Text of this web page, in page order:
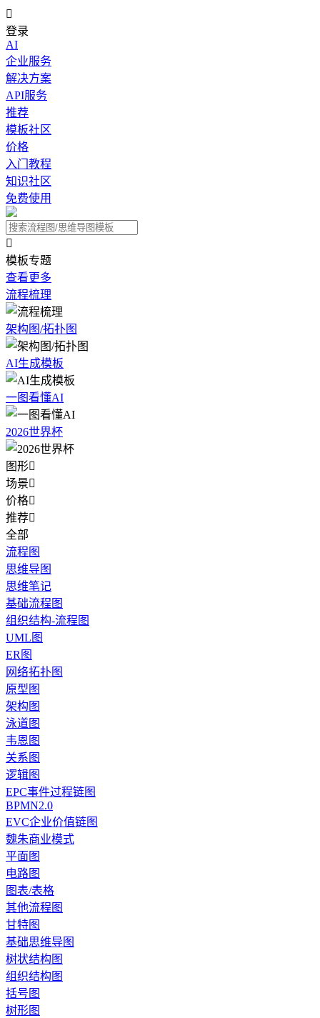

登录
AI
企业服务
解决方案
API服务
推荐
模板社区
价格
入门教程
知识社区
免费使用

模板专题
查看更多
流程梳理
架构图/拓扑图
AI生成模板
一图看懂AI
2026世界杯
图形
场景
价格
推荐
全部
流程图
思维导图
思维笔记
基础流程图
组织结构-流程图
UML图
ER图
网络拓扑图
原型图
架构图
泳道图
韦恩图
关系图
逻辑图
EPC事件过程链图
BPMN2.0
EVC企业价值链图
魏朱商业模式
平面图
电路图
图表/表格
其他流程图
甘特图
基础思维导图
树状结构图
组织结构图
括号图
树形图